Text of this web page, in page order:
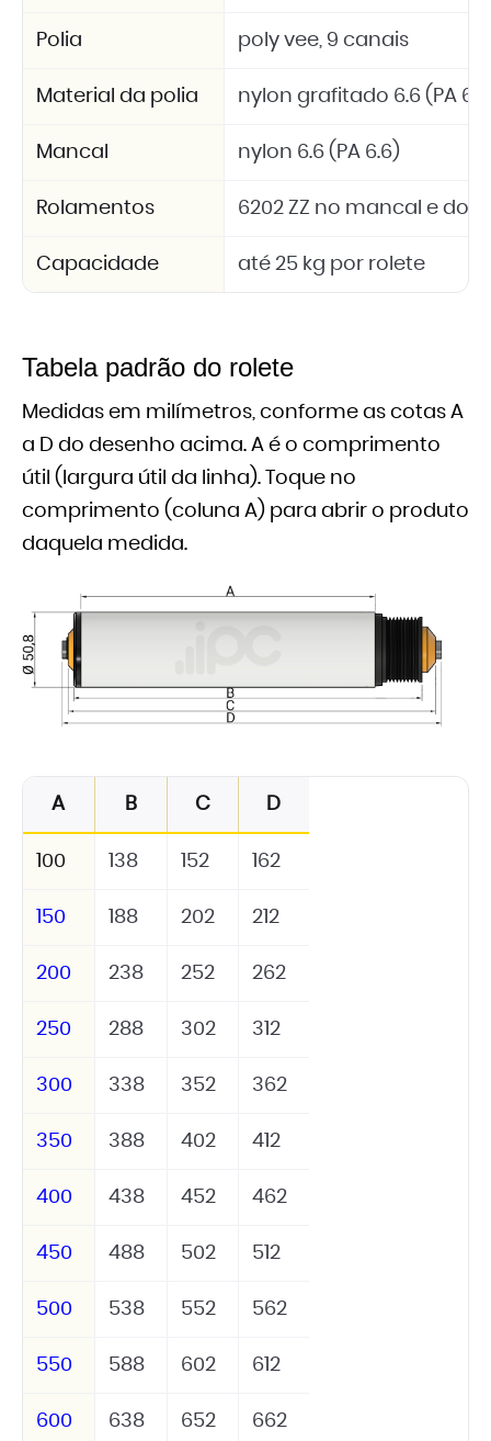
Polia poly vee, 9 canais
Material da polia nylon grafitado 6.6 (PA
Mancal nylon 6.6 (PA 6.6)
Rolamentos 6202 ZZ no mancal e dois
Capacidade até 25 kg por rolete
Tabela padrão do rolete
Medidas em milímetros, conforme as cotas A
a D do desenho acima. A é o comprimento
útil (largura útil da linha). Toque no
comprimento (coluna A) para abrir o produto
daquela medida.
A B C D
100 138 152 162
150 188 202 212
200 238 252 262
250 288 302 312
300 338 352 362
350 388 402 412
400 438 452 462
450 488 502 512
500 538 552 562
550 588 602 612
600 638 652 662